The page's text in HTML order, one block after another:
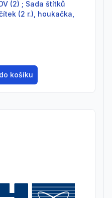
(2) ; Sada štítků
(2 r.), houkačka,
košíku